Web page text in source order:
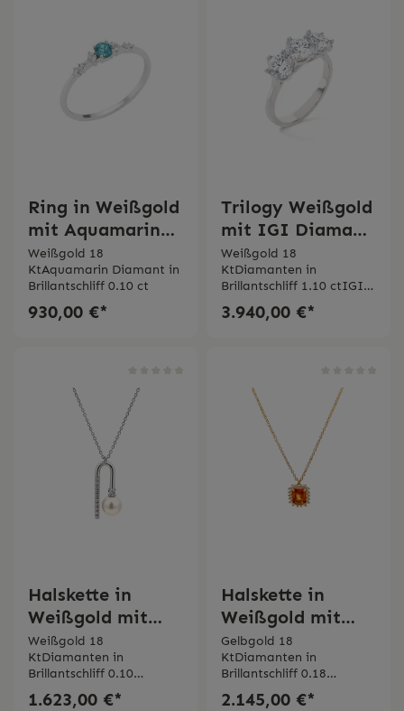
Ring in Weißgold
mit Aquamarin
und Diamanten
Bertignoll
Weißgold 18
KtAquamarin Diamant in
Brillantschliff 0.10 ct
930,00 €*
Trilogy Weißgold
mit IGI Diamant
Bertignoll
Weißgold 18
KtDiamanten in
Brillantschliff 1.10 ctIGI
3.940,00 €*
Halskette in
Weißgold mit
Diamanten und
Akoya Perle
Bertignoll
Weißgold 18
KtDiamanten in
Brillantschliff 0.10
1.623,00 €*
Halskette in
Weißgold mit
Diamanten und
Akoya Perle
Bertignoll
Gelbgold 18
KtDiamanten in
Brillantschliff 0.18
ctOranger Saphir
2.145,00 €*